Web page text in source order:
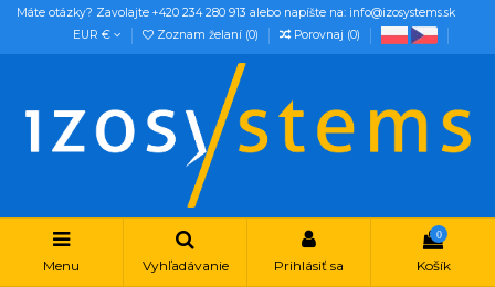
Máte otázky? Zavolajte +420 234 280 913 alebo napíšte na: info@izosystems.sk
EUR €
Zoznam želaní (0) Porovnaj (0)
Menu Vyhľadávanie Prihlásiť sa
0
Košík